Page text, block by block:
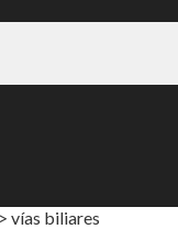
> vías biliares